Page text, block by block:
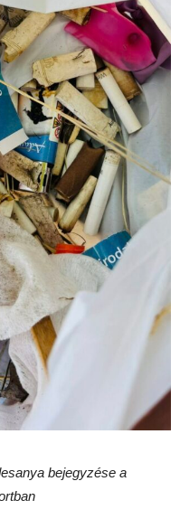
bejegyzése a